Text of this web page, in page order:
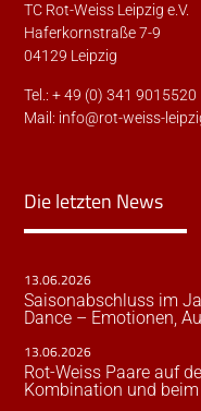
TC Rot-Weiss Leipzig e.V.
Haferkornstraße 7-9
04129 Leipzig
Tel.: + 49 (0) 341 9015520
Mail: info@rot-weiss-
Die letzten News
13.06.2026
Saisonabschluss im
Dance – Emotionen,
13.06.2026
Rot-Weiss Paare auf
Kombination und